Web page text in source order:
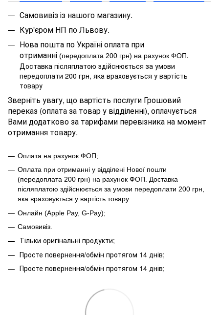
Самовивіз із нашого магазину.
Кур'єром НП по Львову.
Нова пошта по Україні оплата при
отриманні (передоплата 200 грн) на рахунок ФОП.
Доставка післяплатою здійснюється за умови
передоплати 200 грн, яка враховується у вартість
товару
Зверніть увагу, що вартість послуги Грошовий
переказ (оплата за товар у відділенні), оплачується
Вами додатково за тарифами перевізника на момент
отримання товару.
Оплата на рахунок ФОП;
Оплата при отриманні у відділені Нової пошти
(передоплата 200 грн) на рахунок ФОП
Доставка
післяплатою здійснюється за умови передоплати 200 грн,
яка враховується у вартість товару
Онлайн (Apple Pay, G-Pay);
Самовивіз.
Тільки оригінальні продукти;
Просте повернення/обмін протягом 14 днів;
Просте повернення/обмін протягом 14 днів;